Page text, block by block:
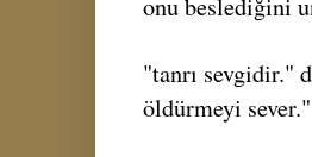
onu beslediğini
"tanrı sevgidir."
öldürmeyi